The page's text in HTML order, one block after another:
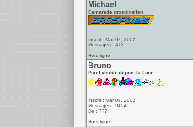
Michael
Camarade grospixelien
Inscrit : Mar 07, 2002
Messages : 413
Hors ligne
Bruno
Pixel visible depuis la Lune
Inscrit : Mar 09, 2002
Messages : 9454
De : ???
Hors ligne